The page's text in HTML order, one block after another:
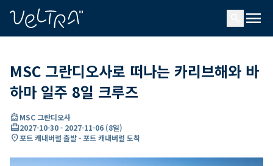
menu
MSC 그란디오사로 떠나는 카리브해와 바
하마 일주 8일 크루즈
directions_boatMSC 그란디오사
card_travel2027-10-30- 2027-11-06 (8일)
location_on포트 캐내버럴 출발 - 포트 캐내버럴 도착